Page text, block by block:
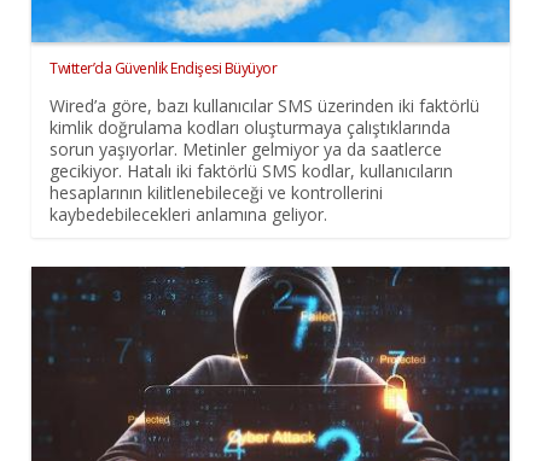
Twitter’da Güvenlik Endişesi Büyüyor
Wired’a göre, bazı kullanıcılar SMS üzerinden iki faktörlü
kimlik doğrulama kodları oluşturmaya çalıştıklarında
sorun yaşıyorlar. Metinler gelmiyor ya da saatlerce
gecikiyor. Hatalı iki faktörlü SMS kodlar, kullanıcıların
hesaplarının kilitlenebileceği ve kontrollerini
kaybedebilecekleri anlamına geliyor.